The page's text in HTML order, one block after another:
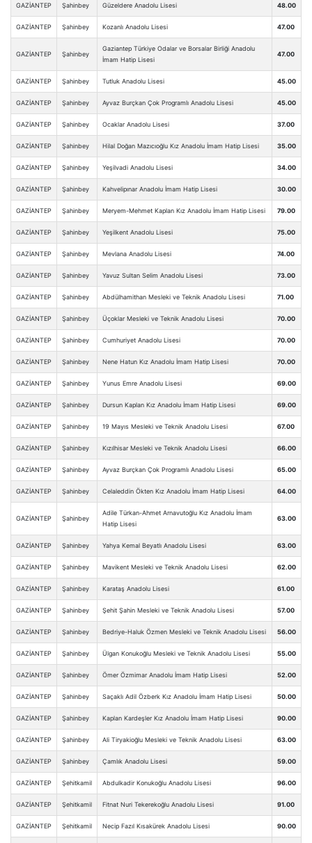
GAZİANTEP Şahinbey Güzeldere Anadolu Lisesi 48.00
GAZİANTEP Şahinbey Kozanlı Anadolu Lisesi 47.00
GAZİANTEP Şahinbey
Gaziantep Türkiye Odalar ve Borsalar Birliği Anadolu
İmam Hatip Lisesi
47.00
GAZİANTEP Şahinbey Tutluk Anadolu Lisesi 45.00
GAZİANTEP Şahinbey Ayvaz Burçkan Çok Programlı Anadolu Lisesi 45.00
GAZİANTEP Şahinbey Ocaklar Anadolu Lisesi 37.00
GAZİANTEP Şahinbey Hilal Doğan Mazıcıoğlu Kız Anadolu İmam Hatip Lisesi 35.00
GAZİANTEP Şahinbey Yeşilvadi Anadolu Lisesi 34.00
GAZİANTEP Şahinbey Kahvelipınar Anadolu İmam Hatip Lisesi 30.00
GAZİANTEP Şahinbey Meryem-Mehmet Kaplan Kız Anadolu İmam Hatip Lisesi 79.00
GAZİANTEP Şahinbey Yeşilkent Anadolu Lisesi 75.00
GAZİANTEP Şahinbey Mevlana Anadolu Lisesi 74.00
GAZİANTEP Şahinbey Yavuz Sultan Selim Anadolu Lisesi 73.00
GAZİANTEP Şahinbey Abdülhamithan Mesleki ve Teknik Anadolu Lisesi 71.00
GAZİANTEP Şahinbey Üçoklar Mesleki ve Teknik Anadolu Lisesi 70.00
GAZİANTEP Şahinbey Cumhuriyet Anadolu Lisesi 70.00
GAZİANTEP Şahinbey Nene Hatun Kız Anadolu İmam Hatip Lisesi 70.00
GAZİANTEP Şahinbey Yunus Emre Anadolu Lisesi 69.00
GAZİANTEP Şahinbey Dursun Kaplan Kız Anadolu İmam Hatip Lisesi 69.00
GAZİANTEP Şahinbey 19 Mayıs Mesleki ve Teknik Anadolu Lisesi 67.00
GAZİANTEP Şahinbey Kızılhisar Mesleki ve Teknik Anadolu Lisesi 66.00
GAZİANTEP Şahinbey Ayvaz Burçkan Çok Programlı Anadolu Lisesi 65.00
GAZİANTEP Şahinbey Celaleddin Ökten Kız Anadolu İmam Hatip Lisesi 64.00
GAZİANTEP Şahinbey
Adile Türkan-Ahmet Arnavutoğlu Kız Anadolu İmam
Hatip Lisesi
63.00
GAZİANTEP Şahinbey Yahya Kemal Beyatlı Anadolu Lisesi 63.00
GAZİANTEP Şahinbey Mavikent Mesleki ve Teknik Anadolu Lisesi 62.00
GAZİANTEP Şahinbey Karataş Anadolu Lisesi 61.00
GAZİANTEP Şahinbey Şehit Şahin Mesleki ve Teknik Anadolu Lisesi 57.00
GAZİANTEP Şahinbey Bedriye-Haluk Özmen Mesleki ve Teknik Anadolu Lisesi 56.00
GAZİANTEP Şahinbey Ülgan Konukoğlu Mesleki ve Teknik Anadolu Lisesi 55.00
GAZİANTEP Şahinbey Ömer Özmimar Anadolu İmam Hatip Lisesi 52.00
GAZİANTEP Şahinbey Saçaklı Adil Özberk Kız Anadolu İmam Hatip Lisesi 50.00
GAZİANTEP Şahinbey Kaplan Kardeşler Kız Anadolu İmam Hatip Lisesi 90.00
GAZİANTEP Şahinbey Ali Tiryakioğlu Mesleki ve Teknik Anadolu Lisesi 63.00
GAZİANTEP Şahinbey Çamlık Anadolu Lisesi 59.00
GAZİANTEP Şehitkamil Abdulkadir Konukoğlu Anadolu Lisesi 96.00
GAZİANTEP Şehitkamil Fitnat Nuri Tekerekoğlu Anadolu Lisesi 91.00
GAZİANTEP Şehitkamil Necip Fazıl Kısakürek Anadolu Lisesi 90.00